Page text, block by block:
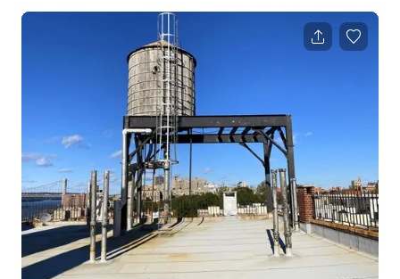
capture l'élégance intemporelle d'un brownstone traditionnel
de NYC. Parfait pour les tournages de jour avec une lumière
chaude et ambiante. Potentiel de tournage : Toile de fond
idéale pour des scènes de salon, des drames d'époque, des